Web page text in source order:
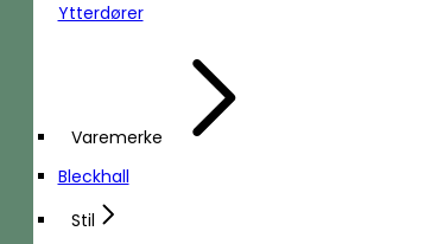
Ytterdører
Varemerke
Bleckhall
Stil